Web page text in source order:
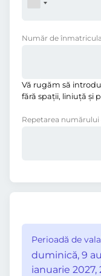
Număr de
Vă rugăm să
fără spații, liniuţă și
Repetarea
Perioadă de
duminică, 9
ianuarie 2027,